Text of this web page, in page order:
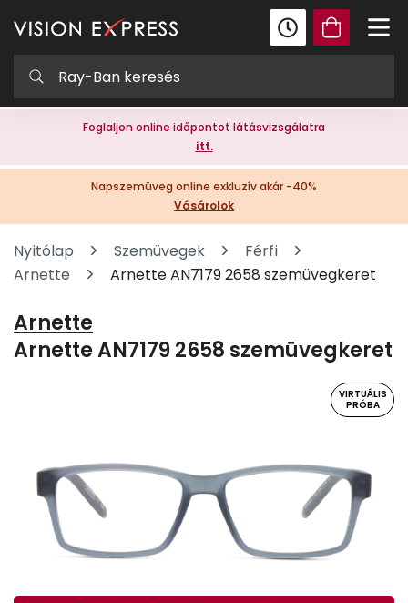
Foglaljon online időpontot látásvizsgálatra
itt.
Napszemüveg online exkluzív akár -40%
Vásárolok
Nyitólap Szemüvegek
Férfi
Arnette
Arnette AN7179 2658 szemüvegkeret
Arnette
Arnette AN7179 2658 szemüvegkeret
VIRTUÁLIS
PRÓBA